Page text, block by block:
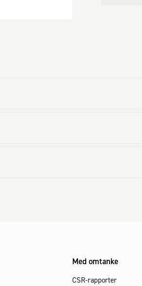
Med omtanke
CSR-rapporter